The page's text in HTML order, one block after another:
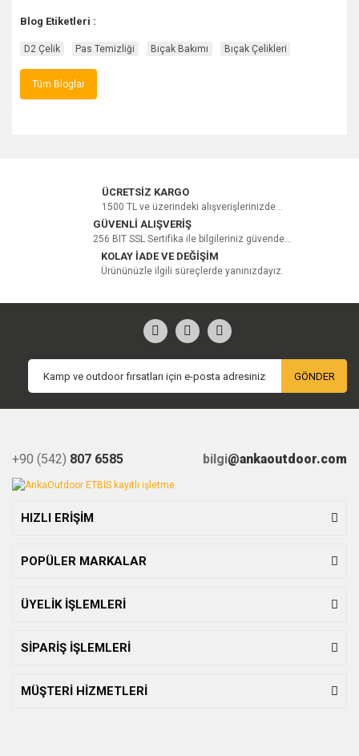
Blog Etiketleri :
D2 Çelik Pas Temizliği Bıçak Bakımı Bıçak Çelikleri
Tüm Bloglar
ÜCRETSİZ KARGO
1500 TL ve üzerindeki alışverişlerinizde...
GÜVENLİ ALIŞVERİŞ
256 BIT SSL Sertifika ile bilgileriniz güvende...
KOLAY İADE VE DEĞİŞİM
Ürününüzle ilgili süreçlerde yanınızdayız.
GÖNDER
+90 (542) 807 6585 bilgi@ankaoutdoor.com
HIZLI ERİŞİM
POPÜLER MARKALAR
ÜYELİK İŞLEMLERİ
SİPARİŞ İŞLEMLERİ
MÜŞTERİ HİZMETLERİ